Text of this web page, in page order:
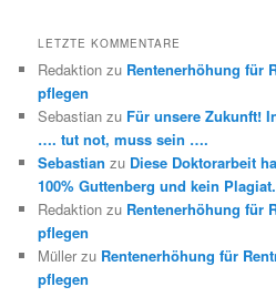
LETZTE KOMMENTARE
Redaktion zu Rentenerhöhung für
pflegen
Sebastian zu Für unsere Zukunft!
…. tut not, muss sein ….
Sebastian zu Diese Doktorarbeit
100% Guttenberg und kein Plagiat.
Redaktion zu Rentenerhöhung für
pflegen
Müller zu Rentenerhöhung für
pflegen